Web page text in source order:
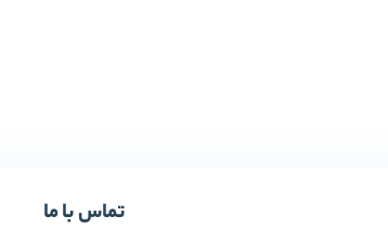
تماس با ما